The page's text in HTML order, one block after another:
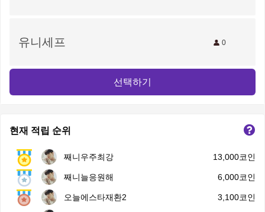
유니세프 0
선택하기
현재 적립 순위
째니우주최강 13,000코인
째니늘응원해 6,000코인
오늘에스타재환2 3,100코인